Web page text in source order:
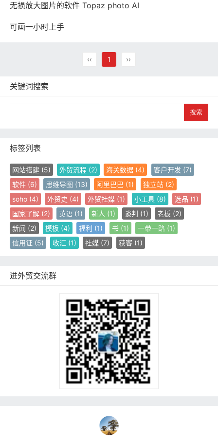
无损放大图片的软件 Topaz photo AI
可画一小时上手
‹‹ 1 ››
关键词搜索
标签列表
网站搭建(5) 外贸流程 (2) 海关数据 (4) 客户开发 (7)
软件(6) 思维导图 (13) 阿里巴巴 (1) 独立站(2)
soho(4) 外贸史 (4) 外贸社媒 (1) 小工具(8) 选品 (1)
国家了解(2) 英语 (1) 新人 (1) 谈判 (1) 老板 (2)
新闻 (2) 模板 (4) 福利 (1) 书(1) 一带一路(1)
信用证 (5) 收汇 (1) 社媒 (7) 获客(1)
进外贸交流群